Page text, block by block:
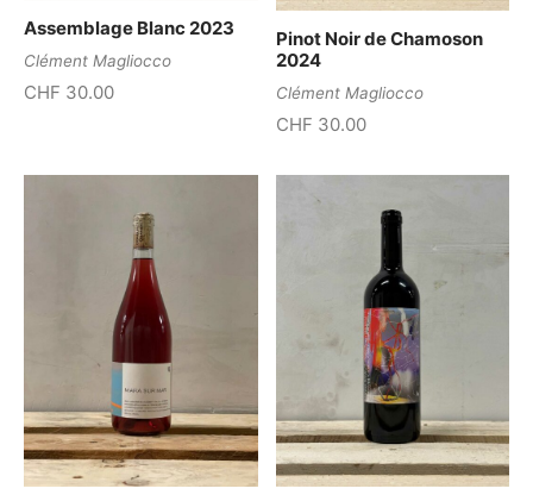
Assemblage Blanc 2023
Clément Magliocco
CHF 30.00
Pinot Noir de Chamoson
2024
Clément Magliocco
CHF 30.00